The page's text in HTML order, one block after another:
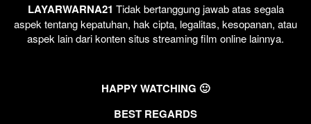
LAYARWARNA21 Tidak bertanggung jawab atas segala
aspek tentang kepatuhan, hak cipta, legalitas, kesopanan, atau
aspek lain dari konten situs streaming film online lainnya.
HAPPY WATCHING 🙂
BEST REGARDS